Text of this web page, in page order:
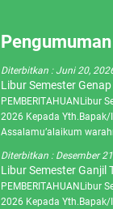
Pengumuman
Diterbitkan :Juni 20,
Libur Semester
PEMBERITAHUANLibur
2026 Kepada
Assalamu’alaikum
Diterbitkan : Desember
Libur Semester
PEMBERITAHUANLibur
2026 Kepada